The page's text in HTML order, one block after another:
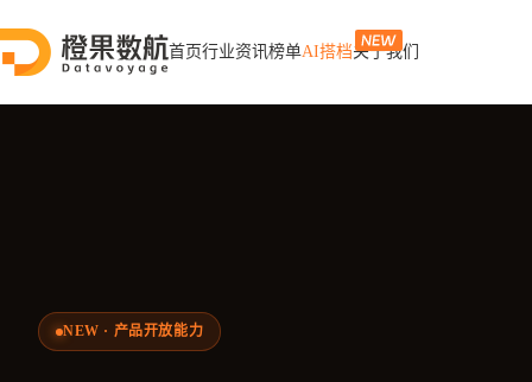
首页行业资讯榜单AI搭档关于我们
NEW · 产品开放能力